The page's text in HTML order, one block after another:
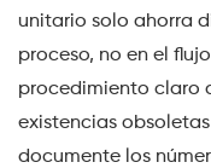
unitario solo ahorra
proceso, no en el
procedimiento claro
existencias
documente los